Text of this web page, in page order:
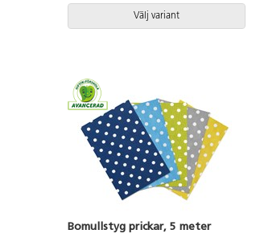
Välj variant
Bomullstyg prickar, 5 meter